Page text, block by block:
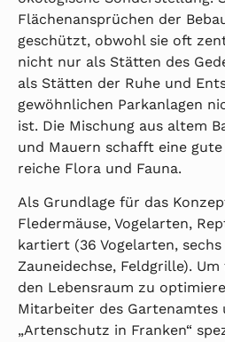
Flächenansprüchen der
geschützt, obwohl sie oft
nicht nur als Stätten des
als Stätten der Ruhe und
gewöhnlichen Parkanlagen
ist. Die Mischung aus altem
und Mauern schafft eine
reiche Flora und Fauna.
Als Grundlage für das
Fledermäuse, Vogelarten,
kartiert (36 Vogelarten,
Zauneidechse, Feldgrille).
den Lebensraum zu
Mitarbeiter des Gartenamtes
„Artenschutz in Franken“